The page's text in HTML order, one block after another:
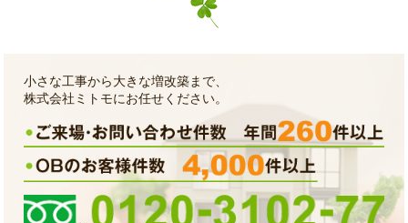
小さな工事から大きな増改築まで、
株式会社ミトモにお任せください。